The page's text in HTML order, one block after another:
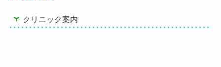
クリニック案内